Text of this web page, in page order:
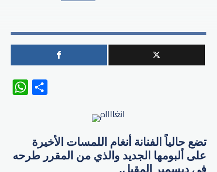
WhatsApp
تضع حالياً الفنانة أنغام اللمسات الأخيرة
على ألبومها الجديد والذي من المقرر طرحه
في ديسمبر المقبل.